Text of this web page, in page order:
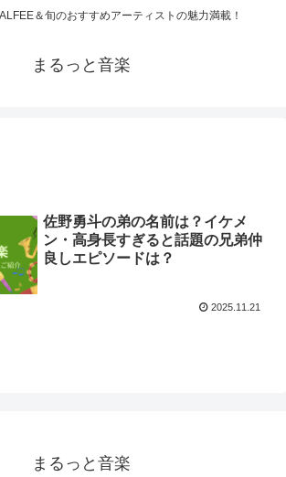
＆旬のおすすめアーティストの魅力満載！
まるっと音楽
佐野勇斗の弟の名前は？イケメ
ン・高身長すぎると話題の兄弟仲
良しエピソードは？
2025.11.21
まるっと音楽